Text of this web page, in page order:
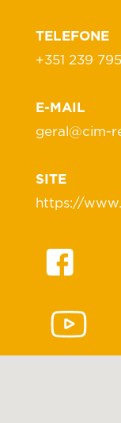
TELEFONE
+351 239
E-MAIL
geral@cim-
SITE
https://